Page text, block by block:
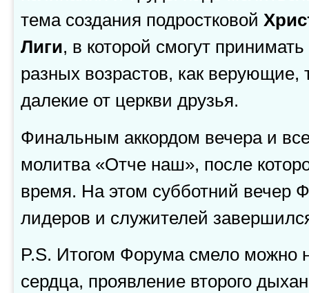
тема создания подростковой
Лиги, в которой смогут
разных возрастов, как
далекие от церкви друзья.
Финальным аккордом вечера и
молитва «Отче наш», после
время. На этом субботний вечер
лидеров и служителей
P.S. Итогом Форума смело можно
сердца, проявление второго